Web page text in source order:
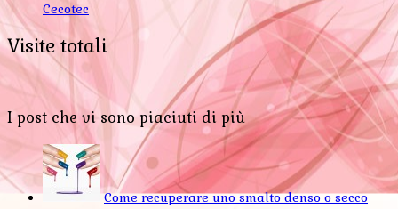
Cecotec
Visite totali
I post che vi sono piaciuti di più
Come recuperare uno smalto denso o secco